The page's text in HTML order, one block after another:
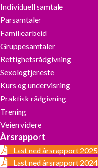
Individuell samtale
Parsamtaler
Familiearbeid
Gruppesamtaler
Rettighetsrådgivning
Sexologtjeneste
Kurs og undervisning
Praktisk rådgivning
Trening
Veien videre
Årsrapport
Last ned årsrapport 2025
Last ned årsrapport 2024